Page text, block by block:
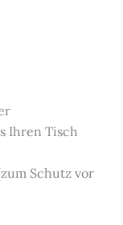
Ihren Tisch
Schutz vor